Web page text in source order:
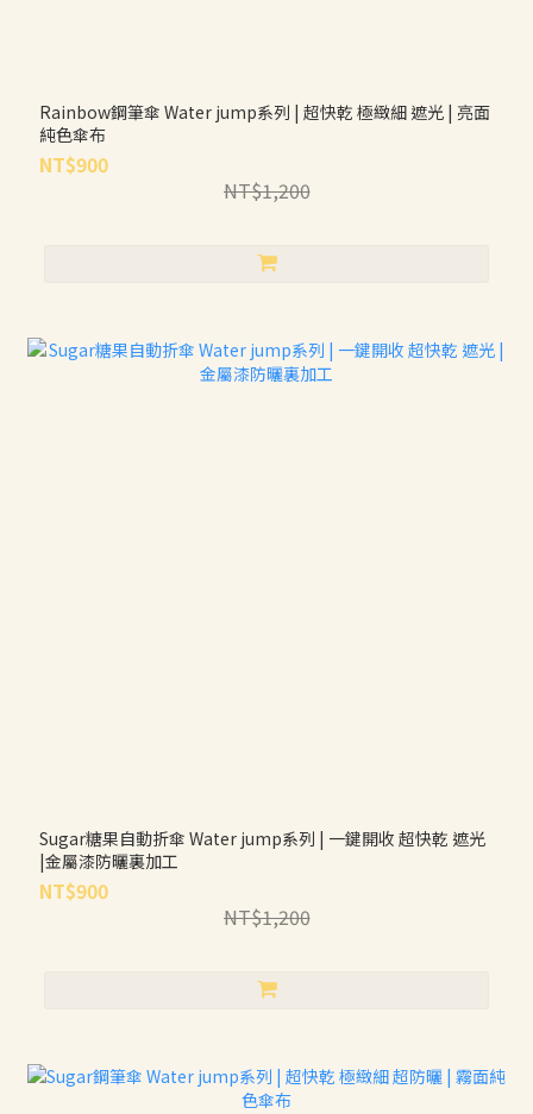
Rainbow鋼筆傘 Water jump系列 | 超快乾 極緻細 遮光 | 亮面
純色傘布
NT$900
NT$1,200
Sugar糖果自動折傘 Water jump系列 | 一鍵開收 超快乾 遮光
|金屬漆防曬裏加工
NT$900
NT$1,200